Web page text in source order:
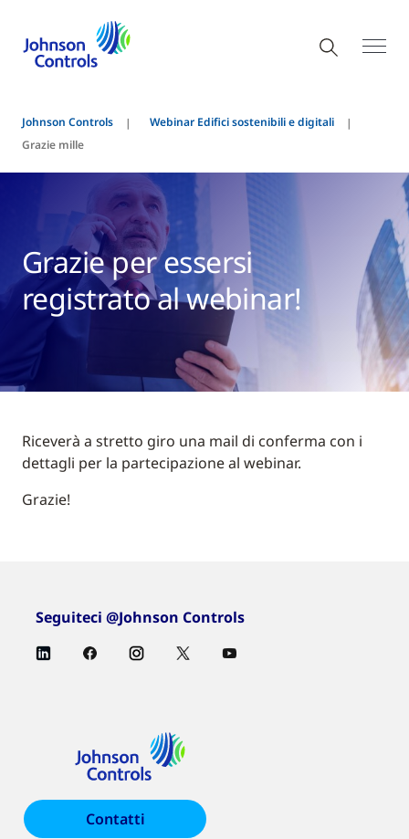
Johnson Controls
Webinar Edifici sostenibili e digitali
Grazie mille
Grazie per essersi
registrato al webinar!
Riceverà a stretto giro una mail di conferma con i
dettagli per la partecipazione al webinar.
Grazie!
Seguiteci @Johnson Controls
Contatti